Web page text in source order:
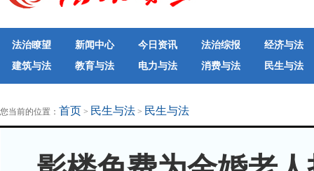
法治瞭望 新闻中心 今日资讯 法治综报
经济与法
建筑与法
教育与法 电力与法 消费与法
民生与法
地方法治联播
律师律所
您当前的位置： 首页 > 民生与法 > 民生与法